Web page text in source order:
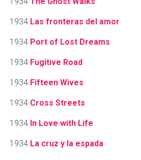
1934 Las fronteras del amor
1934 Port of Lost Dreams
1934 Fugitive Road
1934 Fifteen Wives
1934 Cross Streets
1934 In Love with Life
1934 La cruz y la espada